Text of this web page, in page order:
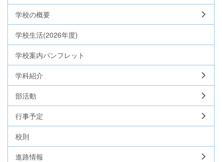
学校の概要
学校生活(2026年度)
学校案内パンフレット
学科紹介
部活動
行事予定
校則
進路情報